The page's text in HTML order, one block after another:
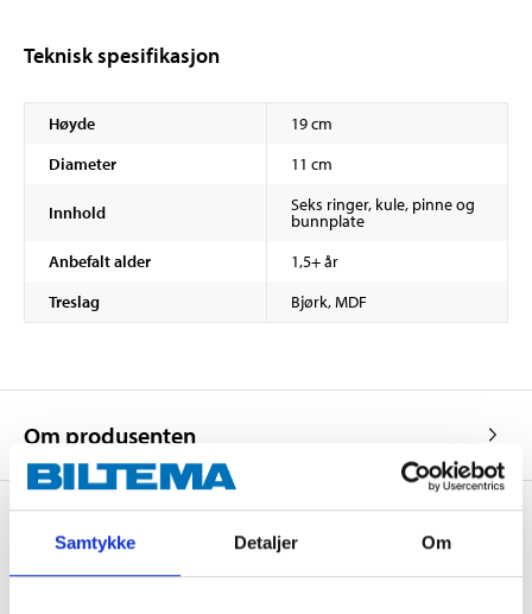
Samtykke Detaljer Om
Teknisk spesifikasjon
Høyde
19 cm
Diameter
11 cm
Innhold Seks ringer, kule, pinne og
bunnplate
Anbefalt alder
1,5+ år
Treslag
Bjørk, MDF
Om produsenten
Kjøp & Hent